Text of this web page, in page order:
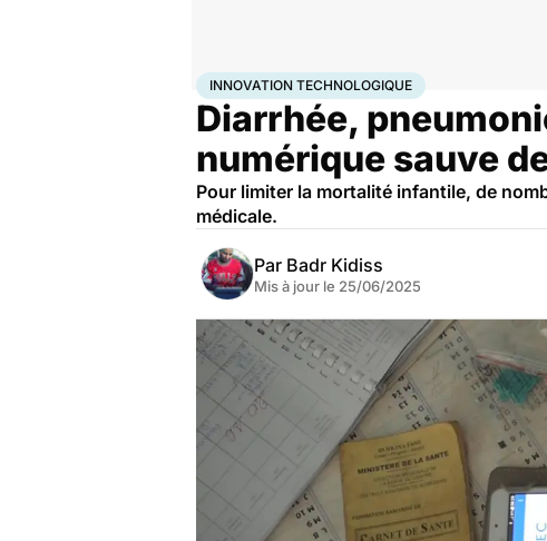
AccueilSantéMaladiesInnovation technologique
INNOVATION TECHNOLOGIQUE
Diarrhée,
numérique sauve
Pour limiter la mortalité infantile, de
médicale.
Par Badr Kidiss
Mis à jour le 25/06/2025